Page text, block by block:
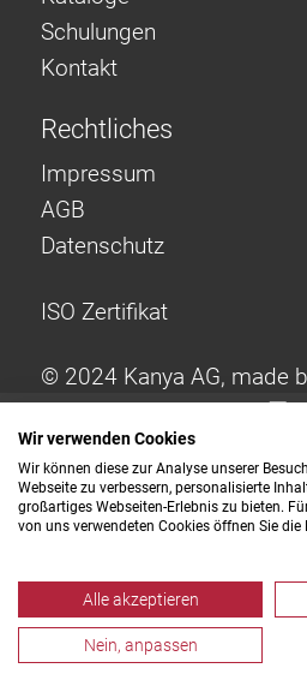
Schulungen
Kontakt
Rechtliches
Impressum
AGB
Datenschutz
ISO Zertifikat
© 2024 Kanya AG, made
Wir verwenden Cookies
Wir können diese zur Analyse unserer
Webseite zu verbessern, personalisierte
großartiges Webseiten-Erlebnis zu bieten.
von uns verwendeten Cookies öffnen Sie die
Alle akzeptieren
Nein, anpassen